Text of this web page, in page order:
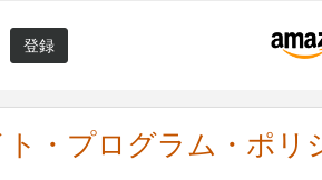
登録
・プログラム・ポリ